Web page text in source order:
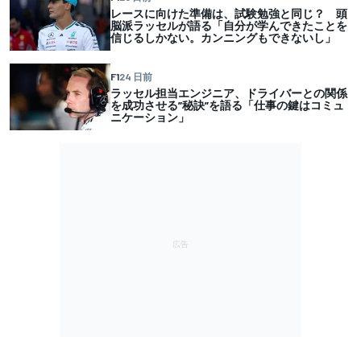
レースに向けた準備は、試験勉強と同じ？ 頭
脳派ラッセルが語る「自分が学んできたことを
信じるしかない。カンニングもできないし」
F124 日前
ラッセル担当エンジニア、ドライバーとの関係
を成功させる”秘訣”を語る「仕事の鍵はコミュ
ニケーション」